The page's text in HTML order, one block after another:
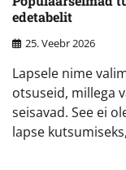
edetabelit
25. Veebr 2026
Lapsele nime
otsuseid, millega
seisavad. See ei
lapse